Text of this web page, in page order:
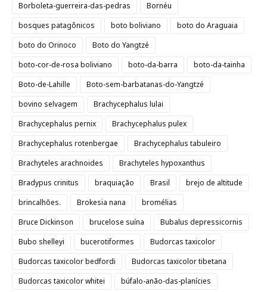
Borboleta-guerreira-das-pedras
Bornéu
bosques patagônicos
boto boliviano
boto do Araguaia
boto do Orinoco
Boto do Yangtzé
boto-cor-de-rosa boliviano
boto-da-barra
boto-da-tainha
Boto-de-Lahille
Boto-sem-barbatanas-do-Yangtzé
bovino selvagem
Brachycephalus lulai
Brachycephalus pernix
Brachycephalus pulex
Brachycephalus rotenbergae
Brachycephalus tabuleiro
Brachyteles arachnoides
Brachyteles hypoxanthus
Bradypus crinitus
braquiação Brasil
brejo de altitude
brincalhões.
Brokesia nana
bromélias
Bruce Dickinson
brucelose suína
Bubalus depressicornis
Bubo shelleyi
bucerotiformes
Budorcas taxicolor
Budorcas taxicolor bedfordi
Budorcas taxicolor tibetana
Budorcas taxicolor whitei
búfalo-anão-das-planícies